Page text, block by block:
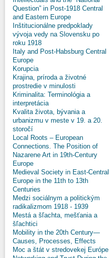
Question” in Post-1918 Central
and Eastern Europe
Inštitucionálne predpoklady
vývoja vedy na Slovensku po
roku 1918
Italy and Post-Habsburg Central
Europe
Korupcia
Krajina, príroda a životné
prostredie v minulosti
Kriminalita: Terminológia a
interpretácia
Kvalita života, bývania a
urbanizmu v meste v 19. a 20.
storočí
Local Roots – European
Connections. The Position of
Nazarene Art in 19th-Century
Europe
Medieval Society in East-Central
Europe in the 11th to 13th
Centuries
Medzi sociálnym a politickým
radikalizmom 1918 - 1939
Mestá a šľachta, mešťania a
šľachtici
Mobility in the 20th Century—
Causes, Processes, Effects
Moc a štát v stredovekej Európe